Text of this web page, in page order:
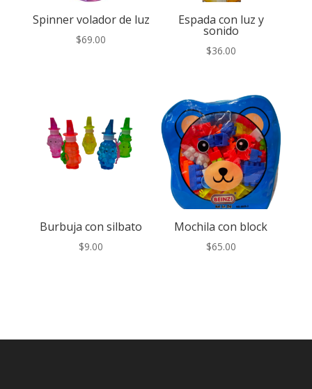
Spinner volador de luz
$69.00
Espada con luz y
sonido
$36.00
Burbuja con silbato
$9.00
Mochila con block
$65.00